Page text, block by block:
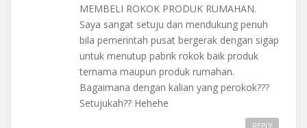
MEMBELI ROKOK PRODUK RUMAHAN.
Saya sangat setuju dan mendukung penuh
bila pemerintah pusat bergerak dengan sigap
untuk menutup pabrik rokok baik produk
ternama maupun produk rumahan.
Bagaimana dengan kalian yang perokok???
Setujukah?? Hehehe
REPLY